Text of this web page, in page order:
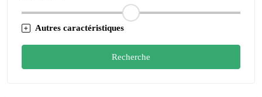
Autres caractéristiques
Recherche